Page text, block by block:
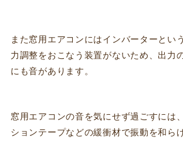
また窓用エアコンにはインバーターとい
力調整をおこなう装置がないため、出力
にも音があります。
窓用エアコンの音を気にせず過ごすには
ションテープなどの緩衝材で振動を和ら